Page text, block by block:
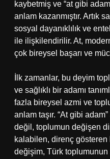
kaybetmiş ve “at gibi
anlam kazanmıştır. Artık
sosyal dayanıklılık ve
ile ilişkilendirilir. At,
çok bireysel başarı ve
İlk zamanlar, bu deyim
ve sağlıklı bir adamı
fazla bireysel azmi ve
anlam taşır. “At gibi
değil, toplumun değişen
kalabilen, direnç gösteren
değişim, Türk